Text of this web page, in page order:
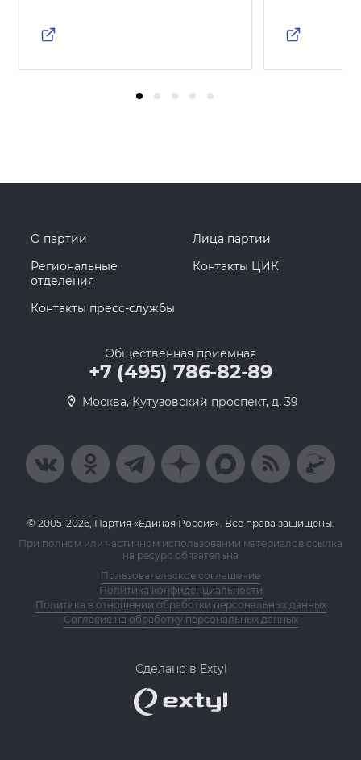
О партии
Лица партии
Региональные
отделения
Контакты ЦИК
Контакты пресс-службы
Общественная приемная
+7 (495) 786-82-89
Москва, Кутузовский проспект, д. 39
© 2005-2026, Партия «Единая Россия». Все права защищены.
При полном или частичном использовании материалов ссылка
на ресурс обязательна
Пользовательское соглашение
Политика конфиденциальности
Политика в отношении обработки персональных данных
Согласие на обработку персональных данных
Сделано в Extyl